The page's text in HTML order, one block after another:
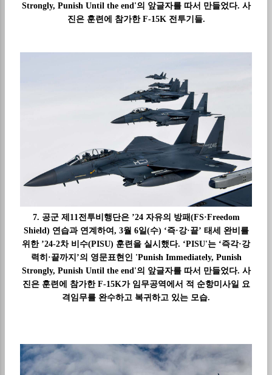
Strongly, Punish Until the end'의 앞글자를 따서 만들었다. 사
진은 훈련에 참가한 F-15K 전투기들.
7. 공군 제11전투비행단은 ’24 자유의 방패(FS·Freedom
Shield) 연습과 연계하여, 3월 6일(수) ‘즉·강·끝’ 태세 완비를
위한 ’24-2차 비수(PISU) 훈련을 실시했다. ‘PISU'는 ‘즉각·강
력히·끝까지’의 영문표현인 'Punish Immediately, Punish
Strongly, Punish Until the end'의 앞글자를 따서 만들었다. 사
진은 훈련에 참가한 F-15K가 임무공역에서 적 순항미사일 요
격임무를 완수하고 복귀하고 있는 모습.